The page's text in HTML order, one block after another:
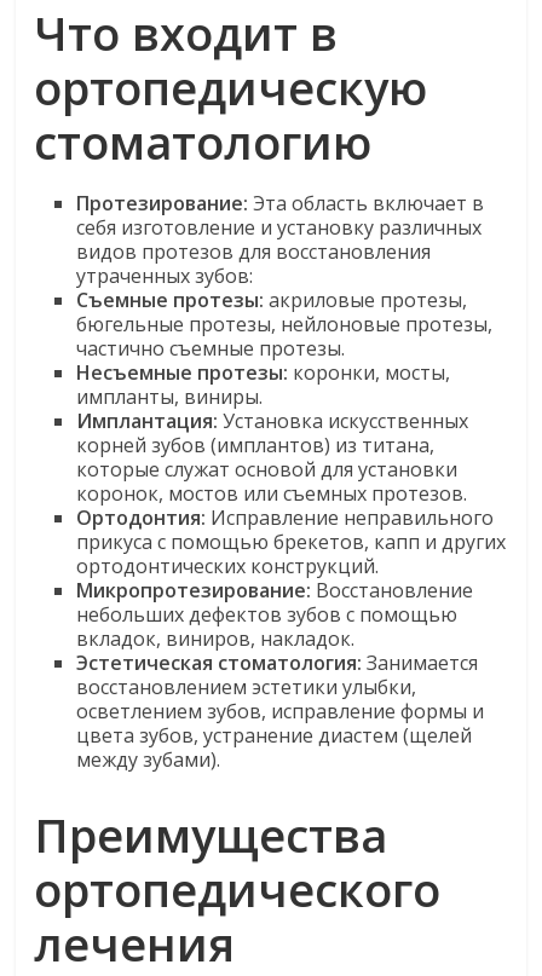
Что входит в
ортопедическую
стоматологию
Протезирование: Эта область включает в
себя изготовление и установку различных
видов протезов для восстановления
утраченных зубов:
Съемные протезы: акриловые протезы,
бюгельные протезы, нейлоновые протезы,
частично съемные протезы.
Несъемные протезы: коронки, мосты,
импланты, виниры.
Имплантация: Установка искусственных
корней зубов (имплантов) из титана,
которые служат основой для установки
коронок, мостов или съемных протезов.
Ортодонтия: Исправление неправильного
прикуса с помощью брекетов, капп и других
ортодонтических конструкций.
Микропротезирование: Восстановление
небольших дефектов зубов с помощью
вкладок, виниров, накладок.
Эстетическая стоматология: Занимается
восстановлением эстетики улыбки,
осветлением зубов, исправление формы и
цвета зубов, устранение диастем (щелей
между зубами).
Преимущества
ортопедического
лечения